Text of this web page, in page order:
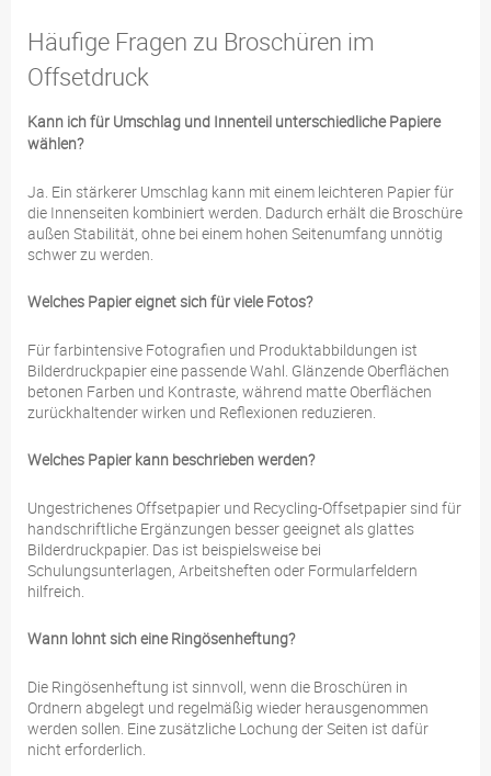
Häufige Fragen zu Broschüren im
Offsetdruck
Kann ich für Umschlag und Innenteil unterschiedliche Papiere
wählen?
Ja. Ein stärkerer Umschlag kann mit einem leichteren Papier für
die Innenseiten kombiniert werden. Dadurch erhält die Broschüre
außen Stabilität, ohne bei einem hohen Seitenumfang unnötig
schwer zu werden.
Welches Papier eignet sich für viele Fotos?
Für farbintensive Fotografien und Produktabbildungen ist
Bilderdruckpapier eine passende Wahl. Glänzende Oberflächen
betonen Farben und Kontraste, während matte Oberflächen
zurückhaltender wirken und Reflexionen reduzieren.
Welches Papier kann beschrieben werden?
Ungestrichenes Offsetpapier und Recycling-Offsetpapier sind für
handschriftliche Ergänzungen besser geeignet als glattes
Bilderdruckpapier. Das ist beispielsweise bei
Schulungsunterlagen, Arbeitsheften oder Formularfeldern
hilfreich.
Wann lohnt sich eine Ringösenheftung?
Die Ringösenheftung ist sinnvoll, wenn die Broschüren in
Ordnern abgelegt und regelmäßig wieder herausgenommen
werden sollen. Eine zusätzliche Lochung der Seiten ist dafür
nicht erforderlich.